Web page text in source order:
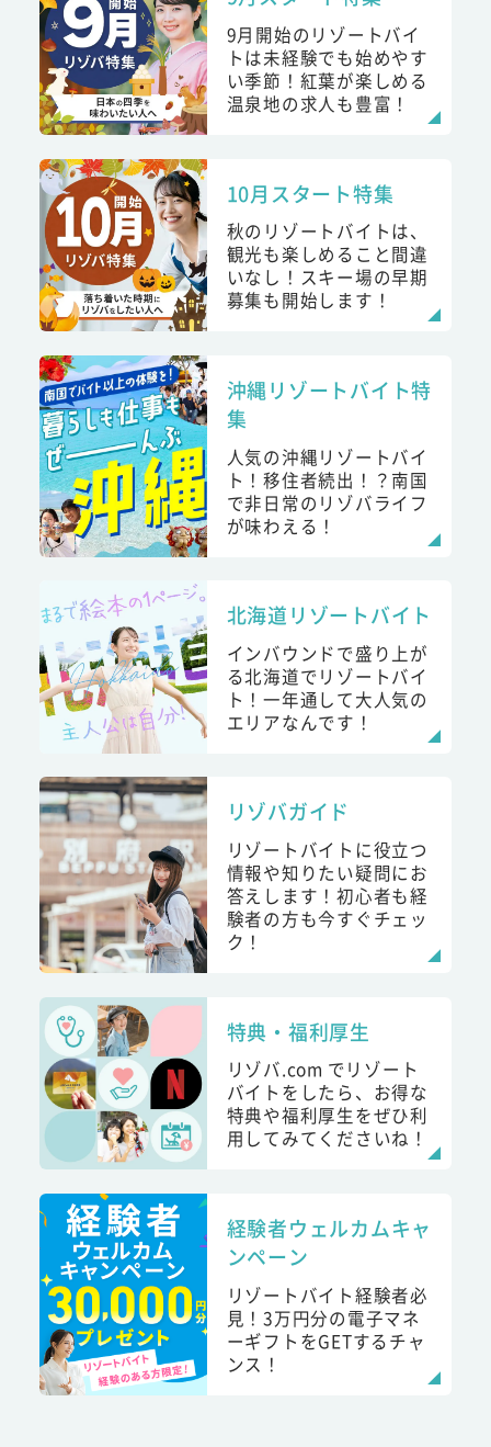
9月開始のリゾートバイ
トは未経験でも始めやす
い季節！紅葉が楽しめる
温泉地の求人も豊富！
10月スタート特集
秋のリゾートバイトは、
観光も楽しめること間違
いなし！スキー場の早期
募集も開始します！
沖縄リゾートバイト特
集
人気の沖縄リゾートバイ
ト！移住者続出！？南国
で非日常のリゾバライフ
が味わえる！
北海道リゾートバイト
インバウンドで盛り上が
る北海道でリゾートバイ
ト！一年通して大人気の
エリアなんです！
リゾバガイド
リゾートバイトに役立つ
情報や知りたい疑問にお
答えします！初心者も経
験者の方も今すぐチェッ
ク！
特典・福利厚生
リゾバ.com でリゾート
バイトをしたら、お得な
特典や福利厚生をぜひ利
用してみてくださいね！
経験者ウェルカムキャ
ンペーン
リゾートバイト経験者必
見！3万円分の電子マネ
ーギフトをGETするチャ
ンス！